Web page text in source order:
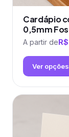
Cardápio
0,5mm
A partir deR$
Ver opções
Este
produto